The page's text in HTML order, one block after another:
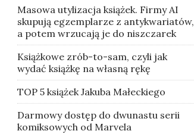
Masowa utylizacja książek. Firmy AI
skupują egzemplarze z antykwariatów,
a potem wrzucają je do niszczarek
Książkowe zrób-to-sam, czyli jak
wydać książkę na własną rękę
TOP 5 książek Jakuba Małeckiego
Darmowy dostęp do dwunastu serii
komiksowych od Marvela